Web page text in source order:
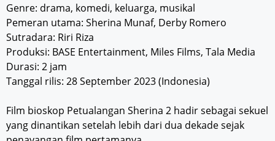
Genre: drama, komedi, keluarga, musikal
Pemeran utama: Sherina Munaf, Derby Romero
Sutradara: Riri Riza
Produksi: BASE Entertainment, Miles Films, Tala Media
Durasi: 2 jam
Tanggal rilis: 28 September 2023 (Indonesia)
Film bioskop Petualangan Sherina 2 hadir sebagai sekuel
yang dinantikan setelah lebih dari dua dekade sejak